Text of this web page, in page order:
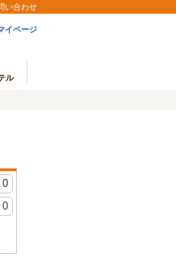
い合わせ
イページ
ル
0
0